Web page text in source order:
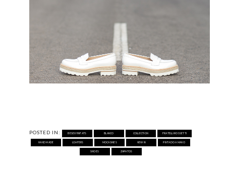
POSTED IN: BESEXYINFATS BLANCO COLLECTION FRATELLI ROSSETTI
HAND MADE LOAFERS MOCASINES NEW IN PINTADO A MANO
SHOES ZAPATOS